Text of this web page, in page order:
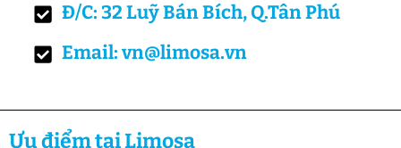
Đ/C: 32 Luỹ Bán Bích, Q.Tân Phú
Email: vn@limosa.vn
Ưu điểm tại Limosa